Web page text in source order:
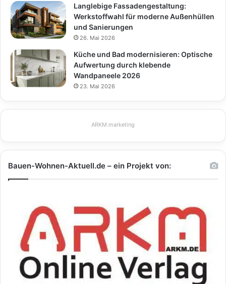
Langlebige Fassadengestaltung:
Werkstoffwahl für moderne Außenhüllen
und Sanierungen
26. Mai 2026
Küche und Bad modernisieren: Optische
Aufwertung durch klebende
Wandpaneele 2026
23. Mai 2026
ARKM.marketing
Bauen-Wohnen-Aktuell.de – ein Projekt von: